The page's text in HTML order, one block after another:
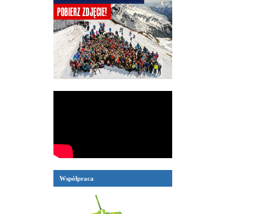
Współpraca